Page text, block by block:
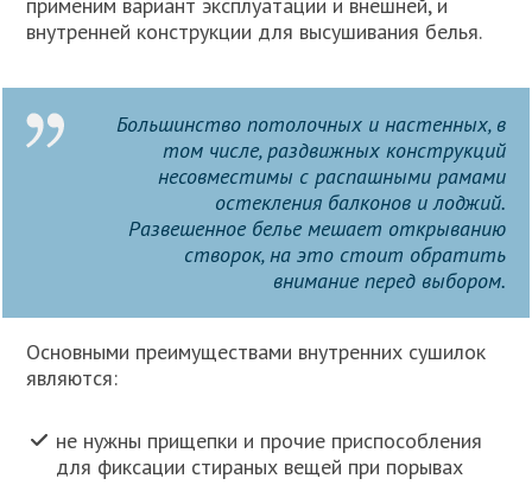
применим вариант эксплуатации и внешней, и
внутренней конструкции для высушивания белья.
Большинство потолочных и настенных, в
том числе, раздвижных конструкций
несовместимы с распашными рамами
остекления балконов и лоджий.
Развешенное белье мешает открыванию
створок, на это стоит обратить
внимание перед выбором.
Основными преимуществами внутренних сушилок
являются:
не нужны прищепки и прочие приспособления
для фиксации стираных вещей при порывах